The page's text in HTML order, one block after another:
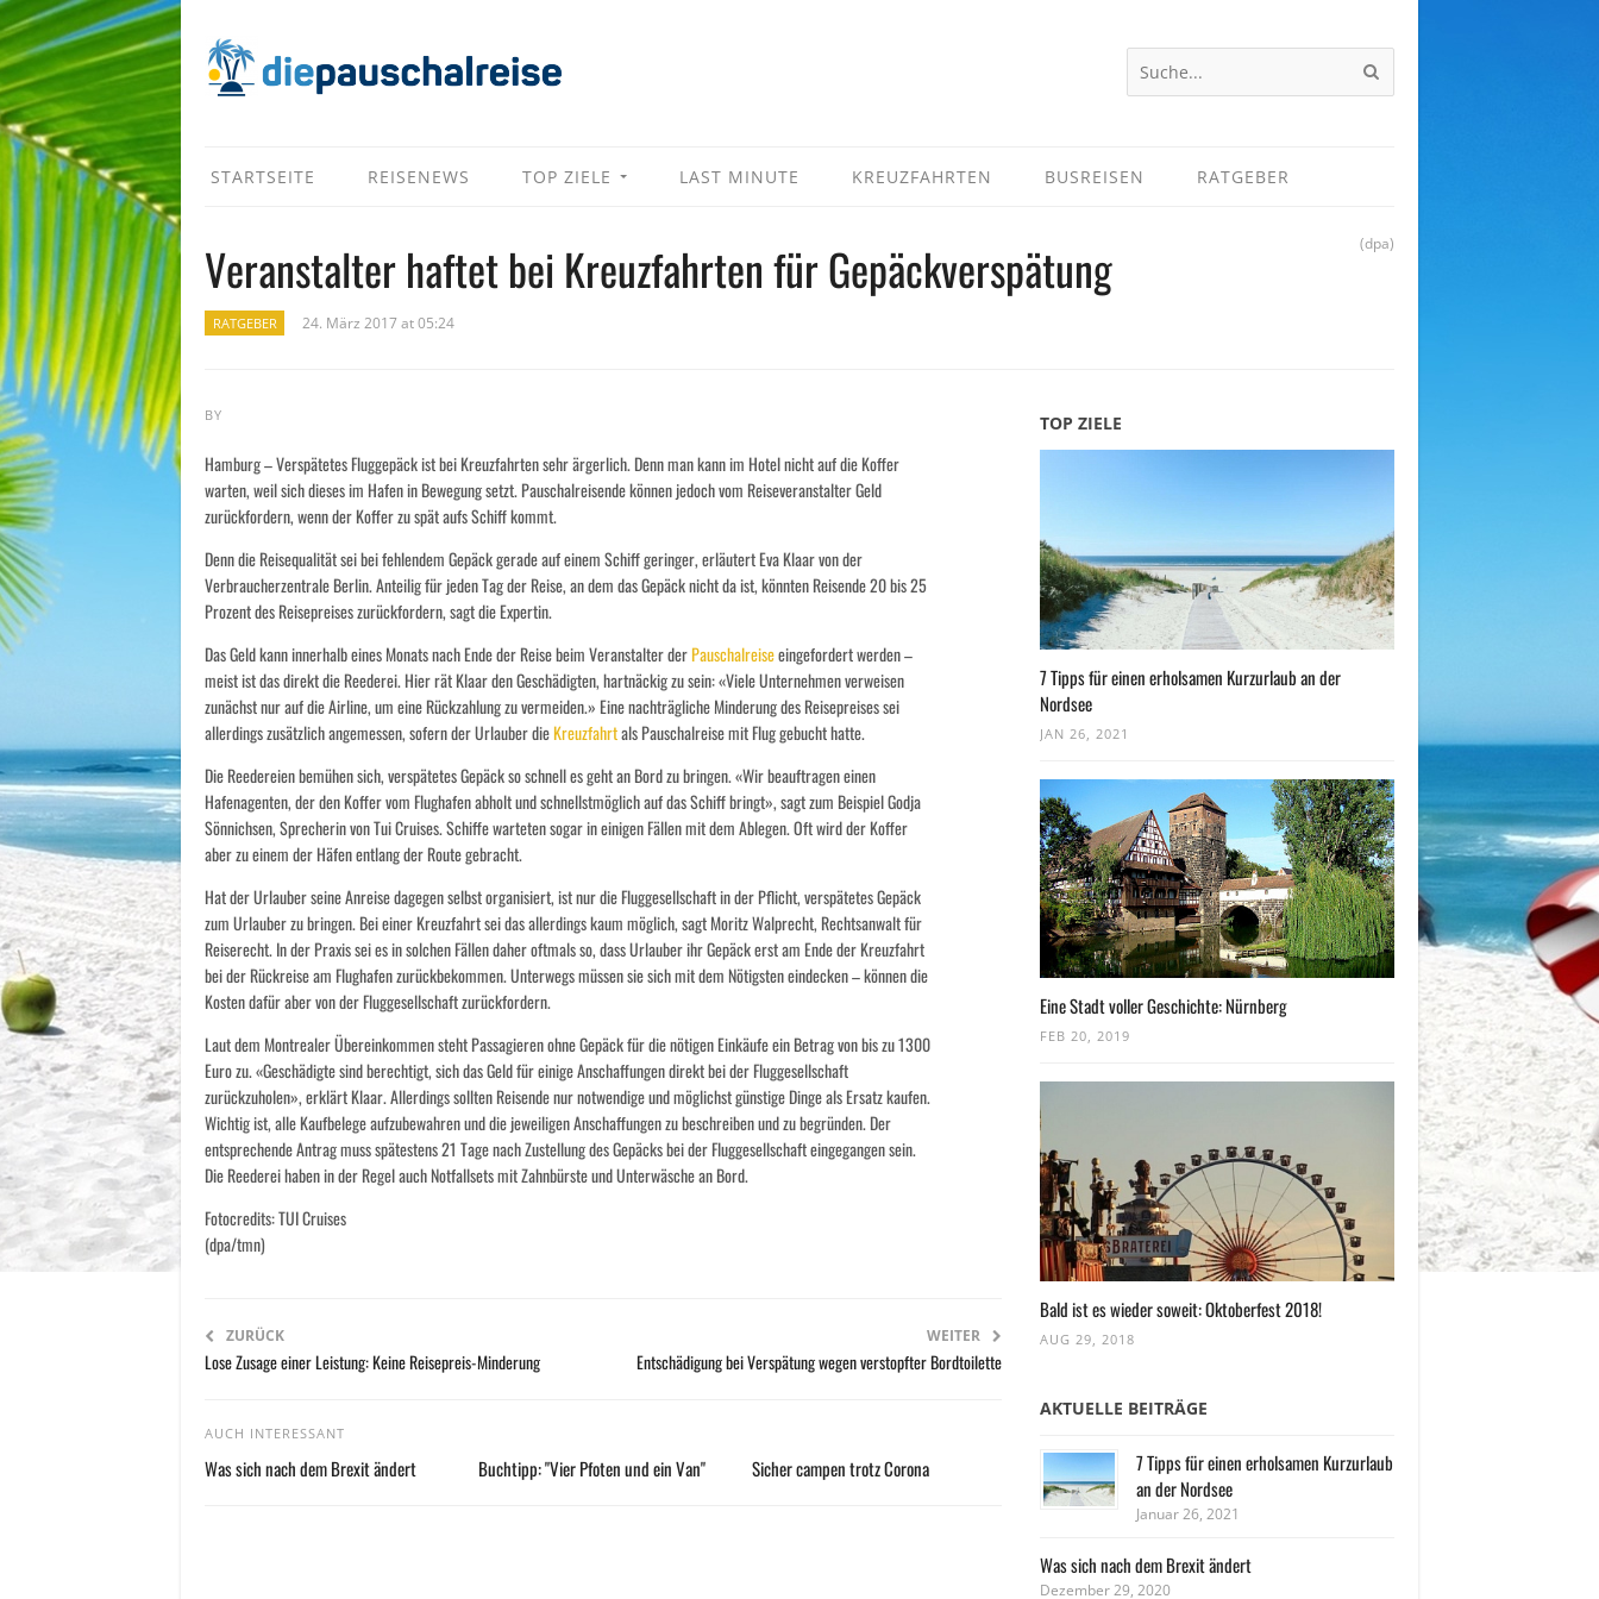
STARTSEITE REISENEWS TOP ZIELE LAST MINUTE KREUZFAHRTEN BUSREISEN RATGEBER
Veranstalter haftet bei Kreuzfahrten für Gepäckverspätung (dpa)
RATGEBER 24. März 2017 at 05:24
BY
Hamburg – Verspätetes Fluggepäck ist bei Kreuzfahrten sehr ärgerlich. Denn man kann im Hotel nicht auf die Koffer
warten, weil sich dieses im Hafen in Bewegung setzt. Pauschalreisende können jedoch vom Reiseveranstalter Geld
zurückfordern, wenn der Koffer zu spät aufs Schiff kommt.
Denn die Reisequalität sei bei fehlendem Gepäck gerade auf einem Schiff geringer, erläutert Eva Klaar von der
Verbraucherzentrale Berlin. Anteilig für jeden Tag der Reise, an dem das Gepäck nicht da ist, könnten Reisende 20 bis 25
Prozent des Reisepreises zurückfordern, sagt die Expertin.
Das Geld kann innerhalb eines Monats nach Ende der Reise beim Veranstalter derPauschalreiseeingefordert werden –
meist ist das direkt die Reederei. Hier rät Klaar den Geschädigten, hartnäckig zu sein: «Viele Unternehmen verweisen
zunächst nur auf die Airline, um eine Rückzahlung zu vermeiden.» Eine nachträgliche Minderung des Reisepreises sei
allerdings zusätzlich angemessen, sofern der Urlauber dieKreuzfahrtals Pauschalreise mit Flug gebucht hatte.
Die Reedereien bemühen sich, verspätetes Gepäck so schnell es geht an Bord zu bringen. «Wir beauftragen einen
Hafenagenten, der den Koffer vom Flughafen abholt und schnellstmöglich auf das Schiff bringt», sagt zum Beispiel Godja
Sönnichsen, Sprecherin von Tui Cruises. Schiffe warteten sogar in einigen Fällen mit dem Ablegen. Oft wird der Koffer
aber zu einem der Häfen entlang der Route gebracht.
Hat der Urlauber seine Anreise dagegen selbst organisiert, ist nur die Fluggesellschaft in der Pflicht, verspätetes Gepäck
zum Urlauber zu bringen. Bei einer Kreuzfahrt sei das allerdings kaum möglich, sagt Moritz Walprecht, Rechtsanwalt für
Reiserecht. In der Praxis sei es in solchen Fällen daher oftmals so, dass Urlauber ihr Gepäck erst am Ende der Kreuzfahrt
bei der Rückreise am Flughafen zurückbekommen. Unterwegs müssen sie sich mit dem Nötigsten eindecken – können die
Kosten dafür aber von der Fluggesellschaft zurückfordern.
Laut dem Montrealer Übereinkommen steht Passagieren ohne Gepäck für die nötigen Einkäufe ein Betrag von bis zu 1300
Euro zu. «Geschädigte sind berechtigt, sich das Geld für einige Anschaffungen direkt bei der Fluggesellschaft
zurückzuholen», erklärt Klaar. Allerdings sollten Reisende nur notwendige und möglichst günstige Dinge als Ersatz kaufen.
Wichtig ist, alle Kaufbelege aufzubewahren und die jeweiligen Anschaffungen zu beschreiben und zu begründen. Der
entsprechende Antrag muss spätestens 21 Tage nach Zustellung des Gepäcks bei der Fluggesellschaft eingegangen sein.
Die Reederei haben in der Regel auch Notfallsets mit Zahnbürste und Unterwäsche an Bord.
Fotocredits: TUI Cruises
(dpa/tmn)
ZURÜCK
Lose Zusage einer Leistung: Keine Reisepreis-Minderung
WEITER
Entschädigung bei Verspätung wegen verstopfter Bordtoilette
AUCH INTERESSANT
Was sich nach dem Brexit ändert Buchtipp: "Vier Pfoten und ein Van" Sicher campen trotz Corona
TOP ZIELE
7 Tipps für einen erholsamen Kurzurlaub an der
Nordsee
JAN 26, 2021
Eine Stadt voller Geschichte: Nürnberg
FEB 20, 2019
Bald ist es wieder soweit: Oktoberfest 2018!
AUG 29, 2018
AKTUELLE BEITRÄGE
7 Tipps für einen erholsamen Kurzurlaub
an der Nordsee
Januar 26, 2021
Was sich nach dem Brexit ändert
Dezember 29, 2020